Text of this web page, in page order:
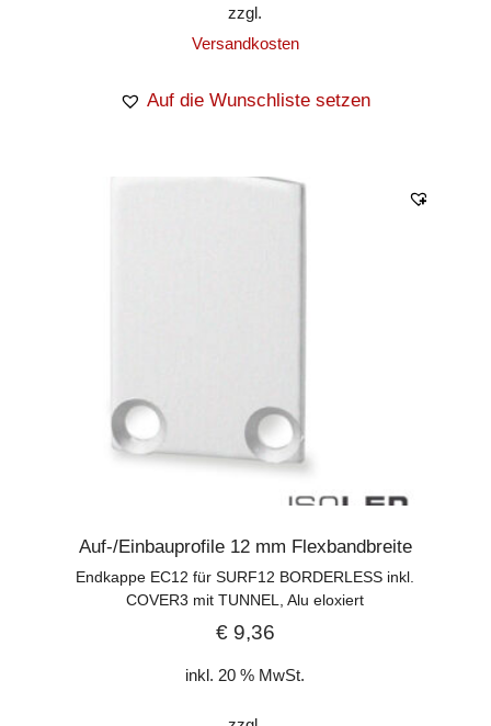
zzgl.
Versandkosten
Auf die Wunschliste setzen
Auf-/Einbauprofile 12 mm Flexbandbreite
Endkappe EC12 für SURF12 BORDERLESS inkl.
COVER3 mit TUNNEL, Alu eloxiert
€9,36
inkl. 20 % MwSt.